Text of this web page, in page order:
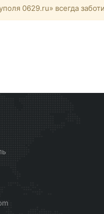
0629.ru» всегда